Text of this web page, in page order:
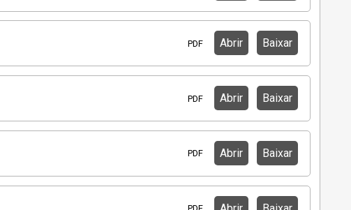
PDF Abrir Baixar
PDF Abrir Baixar
PDF Abrir Baixar